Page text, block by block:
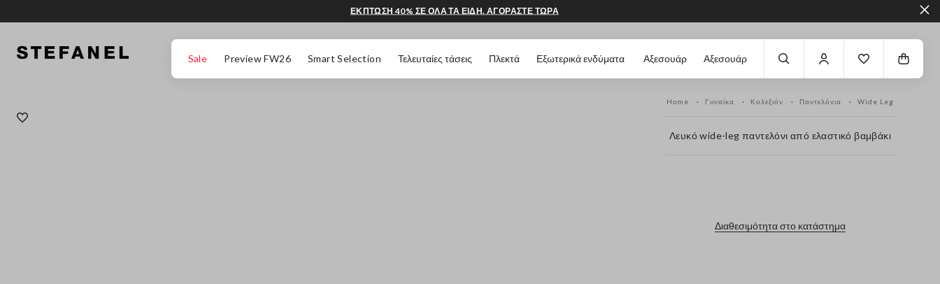
Sale Preview FW26 Smart Selection Τελευταίες τάσεις Πλεκτά Εξωτερικά ενδύματα Αξεσουάρ Αξεσουάρ
ΕΚΠΤΩΣΗ 40% ΣΕ ΟΛΑ ΤΑ ΕΙΔΗ. ΑΓΟΡΑΣΤΕ ΤΩΡΑ
Home Γυναίκα Κολεξιόν Παντελόνια Wide Leg
Λευκό wide-leg παντελόνι από ελαστικό βαμβάκι
Διαθεσιμότητα στο κατάστημα